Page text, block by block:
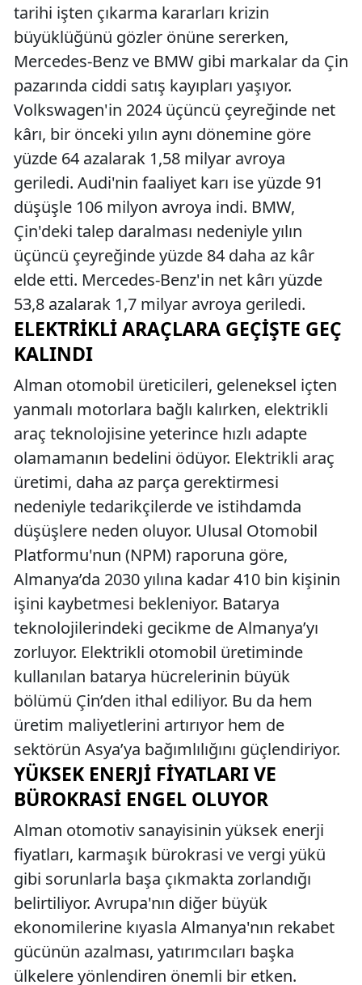
tarihi işten çıkarma kararları krizin
büyüklüğünü gözler önüne sererken,
Mercedes-Benz ve BMW gibi markalar da Çin
pazarında ciddi satış kayıpları yaşıyor.
Volkswagen'in 2024 üçüncü çeyreğinde net
kârı, bir önceki yılın aynı dönemine göre
yüzde 64 azalarak 1,58 milyar avroya
geriledi. Audi'nin faaliyet karı ise yüzde 91
düşüşle 106 milyon avroya indi. BMW,
Çin'deki talep daralması nedeniyle yılın
üçüncü çeyreğinde yüzde 84 daha az kâr
elde etti. Mercedes-Benz'in net kârı yüzde
53,8 azalarak 1,7 milyar avroya geriledi.
ELEKTRIKLI ARAÇLARA GEÇIŞTE GEÇ
KALINDI
Alman otomobil üreticileri, geleneksel içten
yanmalı motorlara bağlı kalırken, elektrikli
araç teknolojisine yeterince hızlı adapte
olamamanın bedelini ödüyor. Elektrikli araç
üretimi, daha az parça gerektirmesi
nedeniyle tedarikçilerde ve istihdamda
düşüşlere neden oluyor. Ulusal Otomobil
Platformu'nun (NPM) raporuna göre,
Almanya’da 2030 yılına kadar 410 bin kişinin
işini kaybetmesi bekleniyor. Batarya
teknolojilerindeki gecikme de Almanya’yı
zorluyor. Elektrikli otomobil üretiminde
kullanılan batarya hücrelerinin büyük
bölümü Çin’den ithal ediliyor. Bu da hem
üretim maliyetlerini artırıyor hem de
sektörün Asya’ya bağımlılığını güçlendiriyor.
YÜKSEK ENERJI FIYATLARI VE
BÜROKRASI ENGEL OLUYOR
Alman otomotiv sanayisinin yüksek enerji
fiyatları, karmaşık bürokrasi ve vergi yükü
gibi sorunlarla başa çıkmakta zorlandığı
belirtiliyor. Avrupa'nın diğer büyük
ekonomilerine kıyasla Almanya'nın rekabet
gücünün azalması, yatırımcıları başka
ülkelere yönlendiren önemli bir etken.